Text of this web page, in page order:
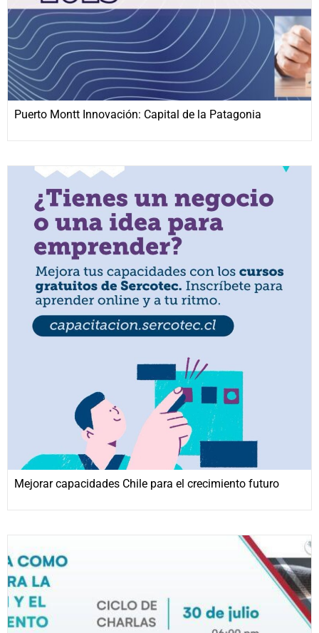
Puerto Montt Innovación: Capital de la Patagonia
Mejorar capacidades Chile para el crecimiento futuro